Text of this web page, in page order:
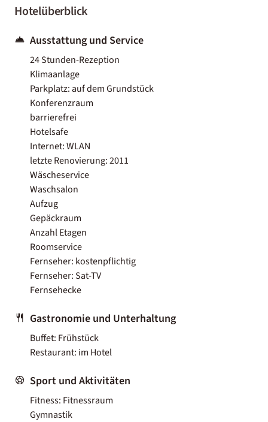
Hotelüberblick
Ausstattung und Service
24 Stunden-Rezeption
Klimaanlage
Parkplatz: auf dem Grundstück
Konferenzraum
barrierefrei
Hotelsafe
Internet: WLAN
letzte Renovierung: 2011
Wäscheservice
Waschsalon
Aufzug
Gepäckraum
Anzahl Etagen
Roomservice
Fernseher: kostenpflichtig
Fernseher: Sat-TV
Fernsehecke
Gastronomie und Unterhaltung
Buffet: Frühstück
Restaurant: im Hotel
Sport und Aktivitäten
Fitness: Fitnessraum
Gymnastik